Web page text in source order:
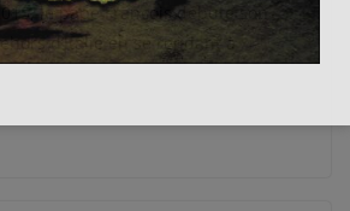
le pape François débute son
d’Italie en se rendant à